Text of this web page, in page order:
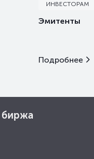
ИНВЕСТОРАМ
Эмитенты
Подробнее
биржа